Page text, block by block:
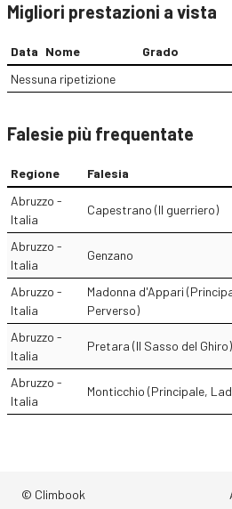
Migliori prestazioni a vista
Data Nome Grado
Nessuna ripetizione
Falesie più frequentate
Regione Falesia
Abruzzo -
Italia
Capestrano (Il guerriero)
Abruzzo -
Italia
Genzano
Abruzzo -
Italia
Madonna d'Appari
Perverso)
Abruzzo -
Italia
Pretara (Il Sasso del Ghiro)
Abruzzo -
Italia
Monticchio (Principale,
© Climbook